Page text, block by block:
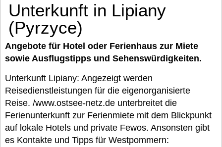
Unterkunft in Lipiany
(Pyrzyce)
Angebote für Hotel oder Ferienhaus zur Miete
sowie Ausflugstipps und Sehenswürdigkeiten.
Unterkunft Lipiany: Angezeigt werden
Reisedienstleistungen für die eigenorganisierte
Reise. /www.ostsee-netz.de unterbreitet die
Ferienunterkunft zur Ferienmiete mit dem Blickpunkt
auf lokale Hotels und private Fewos. Ansonsten gibt
es Kontakte und Tipps für Westpommern: